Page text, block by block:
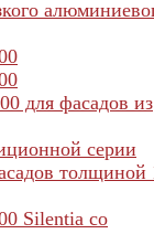
для фасадов из
серии
толщиной
Silentia со